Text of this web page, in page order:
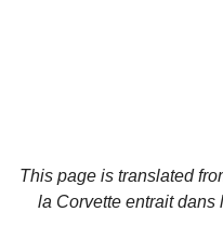
This page is translated
la Corvette entrait dans